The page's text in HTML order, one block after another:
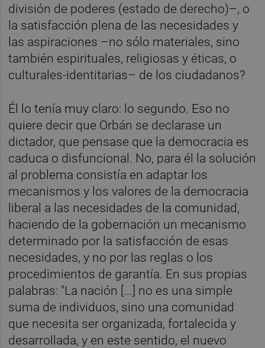
división de poderes (estado de derecho)–, o
la satisfacción plena de las necesidades y
las aspiraciones –no sólo materiales, sino
también espirituales, religiosas y éticas, o
culturales-identitarias– de los ciudadanos?
Él lo tenía muy claro: lo segundo. Eso no
quiere decir que Orbán se declarase un
dictador, que pensase que la democracia es
caduca o disfuncional. No, para él la solución
al problema consistía en adaptar los
mecanismos y los valores de la democracia
liberal a las necesidades de la comunidad,
haciendo de la gobernación un mecanismo
determinado por la satisfacción de esas
necesidades, y no por las reglas o los
procedimientos de garantía. En sus propias
palabras: "La nación [...] no es una simple
suma de individuos, sino una comunidad
que necesita ser organizada, fortalecida y
desarrollada, y en este sentido, el nuevo